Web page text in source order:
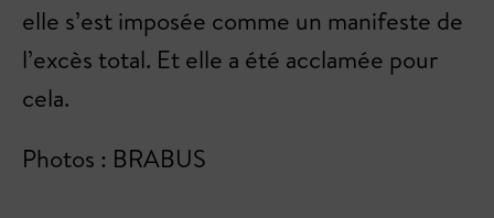
elle s’est imposée comme un manifeste de
l’excès total. Et elle a été acclamée pour
cela.
Photos : BRABUS